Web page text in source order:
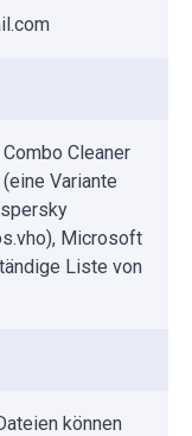
Cleaner
(eine Variante
Microsoft
Liste von
können